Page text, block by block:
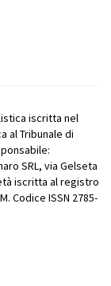
iscritta nel
al Tribunale di
SRL, via Gelseta
iscritta al registro
Codice ISSN 2785-